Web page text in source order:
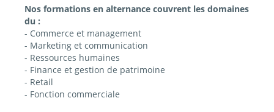
Nos formations en alternance couvrent les domaines
du :
- Commerce et management
- Marketing et communication
- Ressources humaines
- Finance et gestion de patrimoine
- Retail
- Fonction commerciale